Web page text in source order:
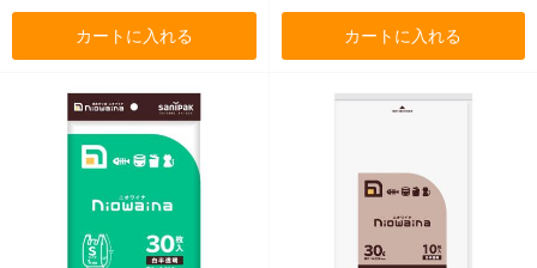
カートに入れる カートに入れる